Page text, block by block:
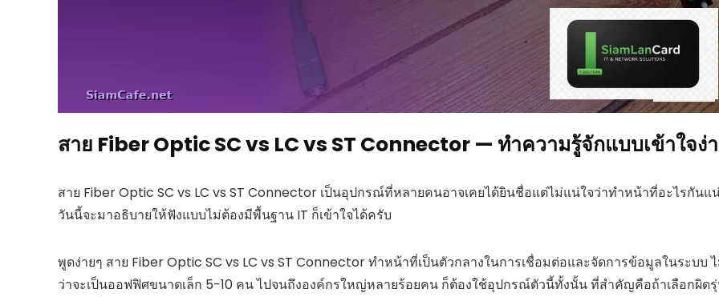
สาย Fiber Optic SC vs LC vs ST Connector — ทำความรู้จักแบบเข้าใจง่
สาย Fiber Optic SC vs LC vs ST Connector เป็นอุปกรณ์ที่หลายคนอาจเคยได้ยินชื่อแต่ไม่แน่ใจว่าทำหน้าที่อะไรกันแ
วันนี้จะมาอธิบายให้ฟังแบบไม่ต้องมีพื้นฐาน IT ก็เข้าใจได้ครับ
พูดง่ายๆ สาย Fiber Optic SC vs LC vs ST Connector ทำหน้าที่เป็นตัวกลางในการเชื่อมต่อและจัดการข้อมูลในระบบ
ว่าจะเป็นออฟฟิศขนาดเล็ก 5-10 คน ไปจนถึงองค์กรใหญ่หลายร้อยคน ก็ต้องใช้อุปกรณ์ตัวนี้ทั้งนั้น ที่สำคัญคือถ้าเลือกผิด